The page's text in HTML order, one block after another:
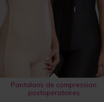
Pantalons de compression
postopératoires